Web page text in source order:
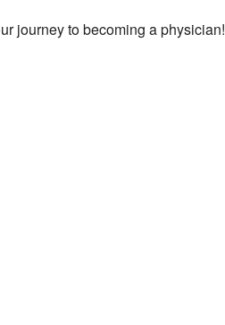
journey to becoming a physician!